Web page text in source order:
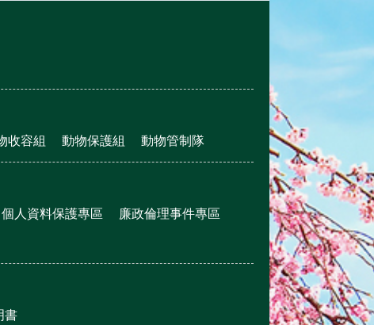
收容組 動物保護組 動物管制隊
個人資料保護專區 廉政倫理事件專區
書